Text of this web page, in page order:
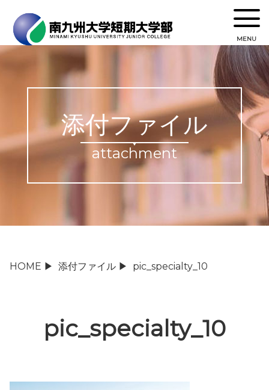
MENU
添付ファイル
attachment
HOME ▶ 添付ファイル ▶ pic_specialty_10
pic_specialty_10